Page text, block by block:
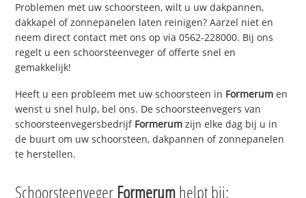
Problemen met uw schoorsteen, wilt u uw dakpannen,
dakkapel of zonnepanelen laten reinigen? Aarzel niet en
neem direct contact met ons op via 0562-228000. Bij ons
regelt u een schoorsteenveger of offerte snel en
gemakkelijk!
Heeft u een probleem met uw schoorsteen in Formerum en
wenst u snel hulp, bel ons. De schoorsteenvegers van
schoorsteenvegersbedrijf Formerum zijn elke dag bij u in
de buurt om uw schoorsteen, dakpannen of zonnepanelen
te herstellen.
Schoorsteenveger Formerumhelpt bij: